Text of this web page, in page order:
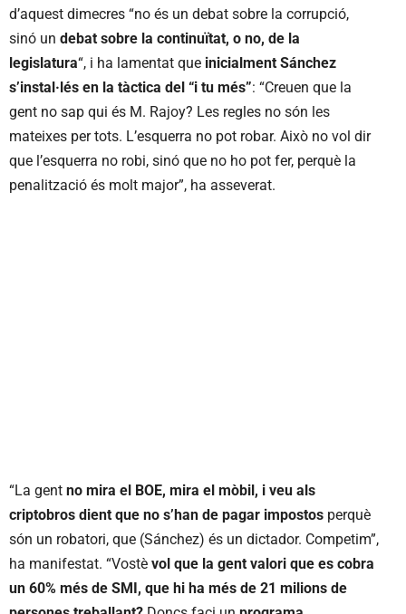
d’aquest dimecres “no és un debat sobre la corrupció,
sinó un debat sobre la continuïtat, o no, de la
legislatura“, i ha lamentat que inicialment Sánchez
s’instal·lés en la tàctica del “i tu més”: “Creuen que la
gent no sap qui és M. Rajoy? Les regles no són les
mateixes per tots. L’esquerra no pot robar. Això no vol dir
que l’esquerra no robi, sinó que no ho pot fer, perquè la
penalització és molt major”, ha asseverat.
“La gent no mira el BOE, mira el mòbil, i veu als
criptobros dient que no s’han de pagar impostos perquè
són un robatori, que (Sánchez) és un dictador. Competim”,
ha manifestat. “Vostè vol que la gent valori que es cobra
un 60% més de SMI, que hi ha més de 21 milions de